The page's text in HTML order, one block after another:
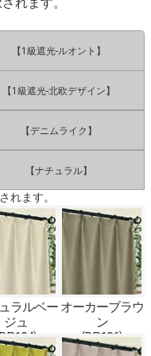
れます。
【1級遮光-ルオント】
【1級遮光-北欧デザイン】
【デニムライク】
【ナチュラル】
れます。
ラルベー
ジュ
オーカーブラウ
ン
(DP106)